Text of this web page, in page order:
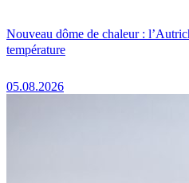
Nouveau dôme de chaleur :
température
05.08.2026